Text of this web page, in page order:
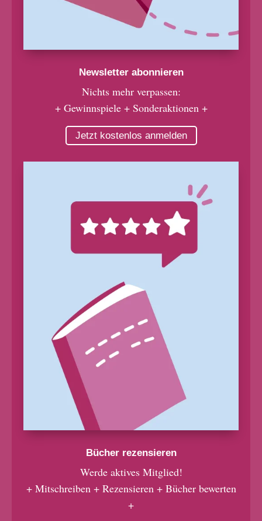
Newsletter abonnieren
Nichts mehr verpassen:
+ Gewinnspiele + Sonderaktionen +
Jetzt kostenlos anmelden
Bücher rezensieren
Werde aktives Mitglied!
+ Mitschreiben + Rezensieren + Bücher bewerten
+